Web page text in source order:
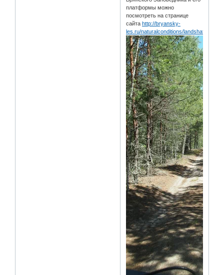
платформы можно
посмотреть на странице
сайтаhttp://bryansky-
les.ru/naturalconditions/landshafty/